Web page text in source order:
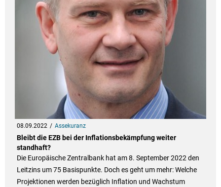
08.09.2022 Assekuranz
Bleibt die EZB bei der Inflationsbekämpfung weiter
standhaft?
Die Europäische Zentralbank hat am 8. September 2022 den
Leitzins um 75 Basispunkte. Doch es geht um mehr: Welche
Projektionen werden bezüglich Inflation und Wachstum